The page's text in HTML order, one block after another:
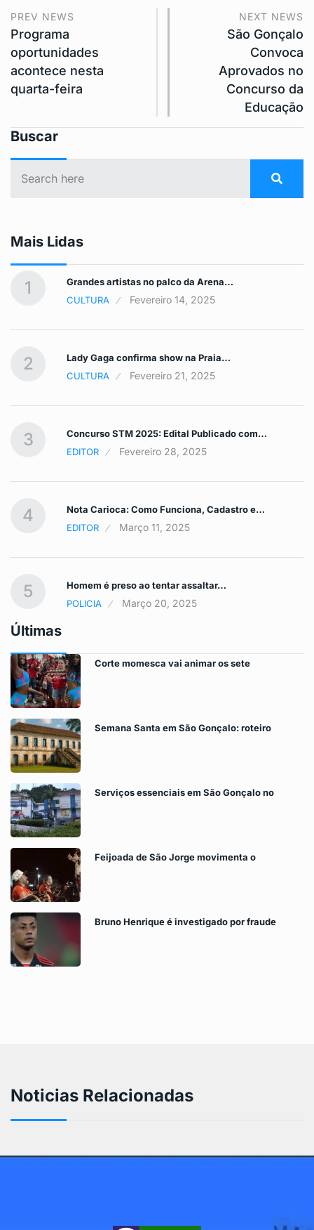
PREV NEWS
Programa
oportunidades
acontece nesta
quarta-feira
NEXT NEWS
São Gonçalo
Convoca
Aprovados no
Concurso da
Educação
Buscar
Mais Lidas
1
Grandes artistas no palco da Arena…
CULTURA
Fevereiro 14, 2025
2
Lady Gaga confirma show na Praia…
CULTURA
Fevereiro 21, 2025
3
Concurso STM 2025: Edital Publicado com…
EDITOR
Fevereiro 28, 2025
4
Nota Carioca: Como Funciona, Cadastro e…
EDITOR
Março 11, 2025
5
Homem é preso ao tentar assaltar…
POLICIA
Março 20, 2025
Últimas
Corte momesca vai animar os sete
Semana Santa em São Gonçalo: roteiro
Serviços essenciais em São Gonçalo no
Feijoada de São Jorge movimenta o
Bruno Henrique é investigado por fraude
Noticias Relacionadas